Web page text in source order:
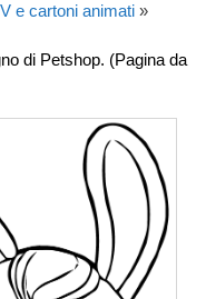
e cartoni animati »
di Petshop. (Pagina da